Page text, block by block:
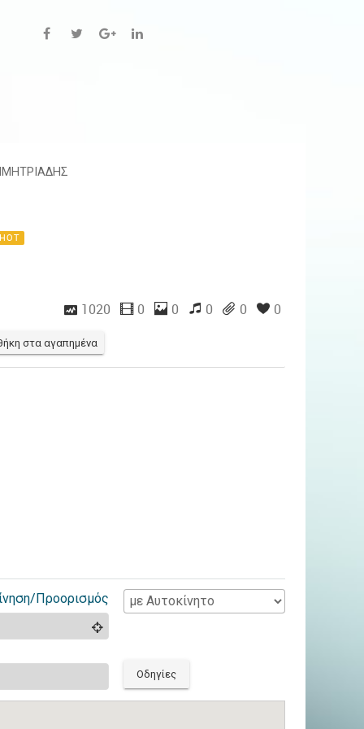
HOT
1020 0 0 0 0 0
στα αγαπημένα
Προορισμός
Οδηγίες